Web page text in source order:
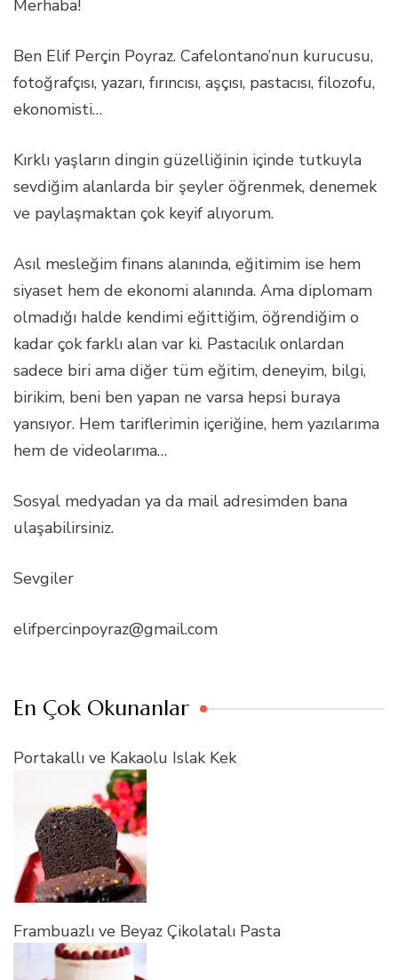
Merhaba!
Ben Elif Perçin Poyraz. Cafelontano’nun kurucusu,
fotoğrafçısı, yazarı, fırıncısı, aşçısı, pastacısı, filozofu,
ekonomisti…
Kırklı yaşların dingin güzelliğinin içinde tutkuyla
sevdiğim alanlarda bir şeyler öğrenmek, denemek
ve paylaşmaktan çok keyif alıyorum.
Asıl mesleğim finans alanında, eğitimim ise hem
siyaset hem de ekonomi alanında. Ama diplomam
olmadığı halde kendimi eğittiğim, öğrendiğim o
kadar çok farklı alan var ki. Pastacılık onlardan
sadece biri ama diğer tüm eğitim, deneyim, bilgi,
birikim, beni ben yapan ne varsa hepsi buraya
yansıyor. Hem tariflerimin içeriğine, hem yazılarıma
hem de videolarıma…
Sosyal medyadan ya da mail adresimden bana
ulaşabilirsiniz.
Sevgiler
elifpercinpoyraz@gmail.com
En Çok Okunanlar
Portakallı ve Kakaolu Islak Kek
Frambuazlı ve Beyaz Çikolatalı Pasta